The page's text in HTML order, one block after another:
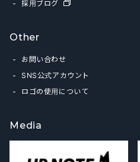
採用ブログ
Other
お問い合わせ
SNS公式アカウント
ロゴの使用について
Media